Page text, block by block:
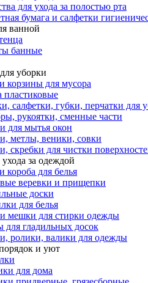
для ухода за полостью рта
бумага и салфетки
ванной
банные
уборки
корзины для мусора
пластиковые
салфетки, губки, перчатки для
рукоятки, сменные части
для мытья окон
метлы, веники, совки
скребки для чистки
за одеждой
короба для белья
веревки и прищепки
доски
для белья
мешки для стирки одежды
для гладильных досок
ролики, валики для одежды
и уют
для дома